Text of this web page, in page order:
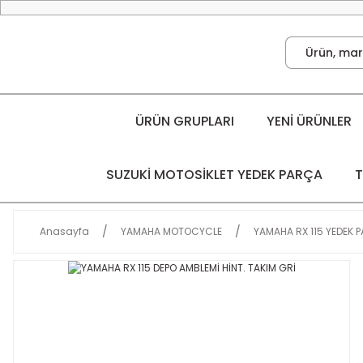
ÜRÜN GRUPLARI YENİ ÜRÜNLER
SUZUKİ MOTOSİKLET YEDEK PARÇA
Anasayfa YAMAHA MOTOCYCLE YAMAHA RX 115 YEDEK